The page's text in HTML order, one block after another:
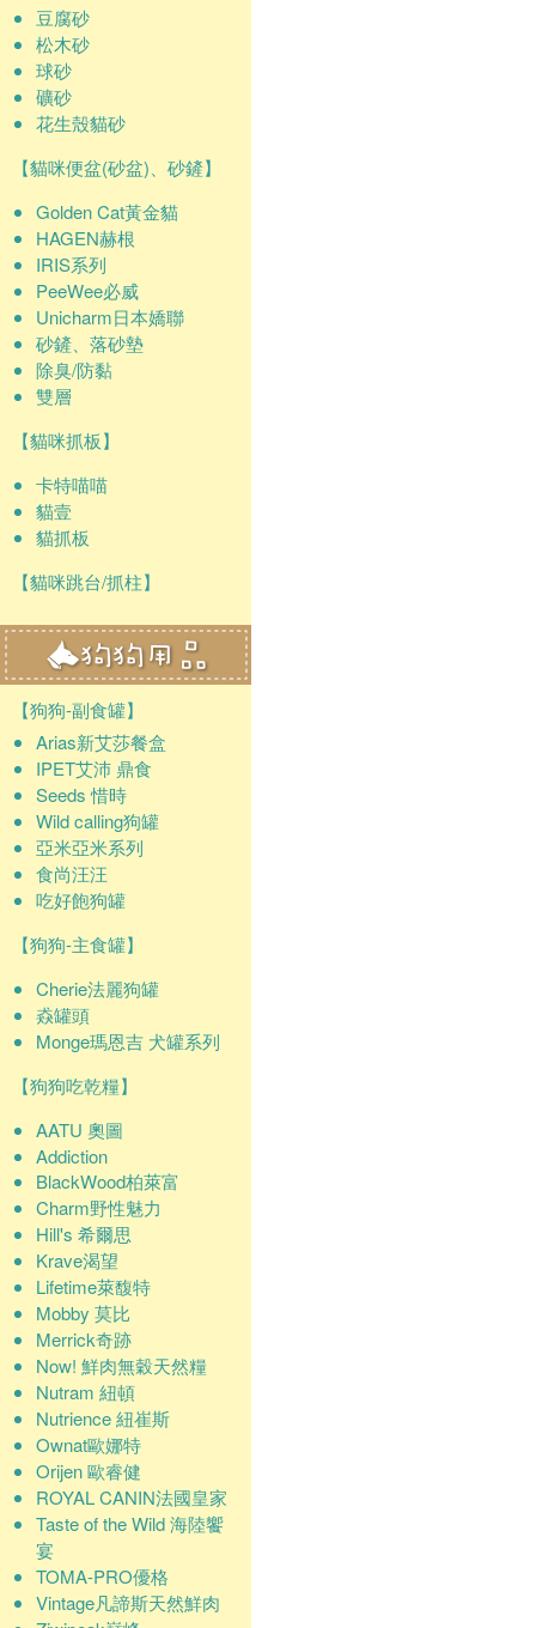
豆腐砂
松木砂
球砂
礦砂
花生殼貓砂
【貓咪便盆(砂盆)、砂鏟】
Golden Cat黃金貓
HAGEN赫根
IRIS系列
PeeWee必威
Unicharm日本嬌聯
砂鏟、落砂墊
除臭/防黏
雙層
【貓咪抓板】
卡特喵喵
貓壹
貓抓板
【貓咪跳台/抓柱】
【狗狗-副食罐】
Arias新艾莎餐盒
IPET艾沛 鼎食
Seeds 惜時
Wild calling狗罐
亞米亞米系列
食尚汪汪
吃好飽狗罐
【狗狗-主食罐】
Cherie法麗狗罐
猋罐頭
Monge瑪恩吉 犬罐系列
【狗狗吃乾糧】
AATU 奧圖
Addiction
BlackWood柏萊富
Charm野性魅力
Hill's 希爾思
Krave渴望
Lifetime萊馥特
Mobby 莫比
Merrick奇跡
Now! 鮮肉無穀天然糧
Nutram 紐頓
Nutrience 紐崔斯
Ownat歐娜特
Orijen 歐睿健
ROYAL CANIN法國皇家
Taste of the Wild 海陸饗
宴
TOMA-PRO優格
Vintage凡諦斯天然鮮肉